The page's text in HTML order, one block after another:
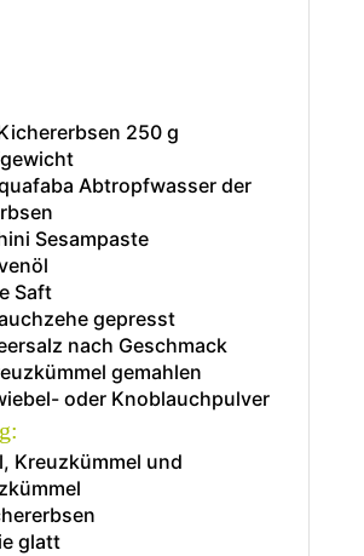
250 g
Abtropfwasser der
Sesampaste
Saft
gepresst
nach Geschmack
gemahlen
oder Knoblauchpulver
Kreuzkümmel und
glatt